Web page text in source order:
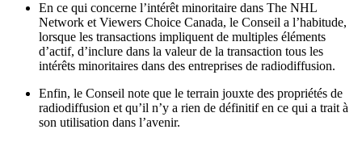
En ce qui concerne l’intérêt minoritaire dans The NHL
Network et Viewers Choice Canada, le Conseil a l’habitude,
lorsque les transactions impliquent de multiples éléments
d’actif, d’inclure dans la valeur de la transaction tous les
intérêts minoritaires dans des entreprises de radiodiffusion.
Enfin, le Conseil note que le terrain jouxte des propriétés de
radiodiffusion et qu’il n’y a rien de définitif en ce qui a trait à
son utilisation dans l’avenir.